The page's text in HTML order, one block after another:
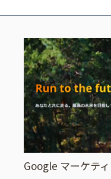
Google マーケテ